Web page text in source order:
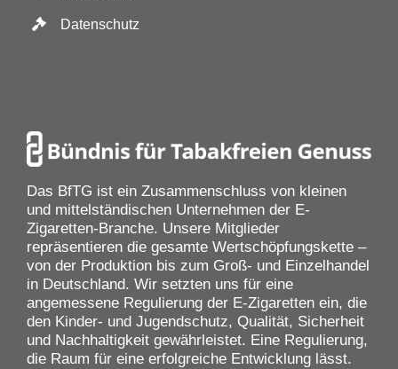
Datenschutz
Das BfTG ist ein Zusammenschluss von kleinen
und mittelständischen Unternehmen der E-
Zigaretten-Branche. Unsere Mitglieder
repräsentieren die gesamte Wertschöpfungskette –
von der Produktion bis zum Groß- und Einzelhandel
in Deutschland. Wir setzten uns für eine
angemessene Regulierung der E-Zigaretten ein, die
den Kinder- und Jugendschutz, Qualität, Sicherheit
und Nachhaltigkeit gewährleistet. Eine Regulierung,
die Raum für eine erfolgreiche Entwicklung lässt.